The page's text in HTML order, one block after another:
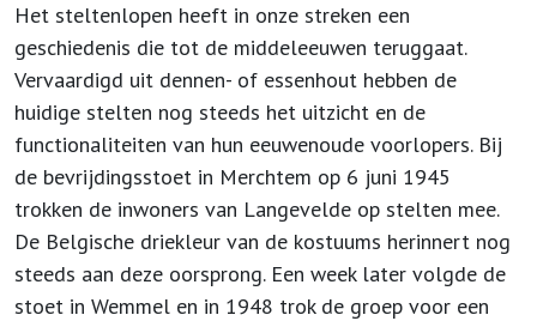
Het steltenlopen heeft in onze streken een
geschiedenis die tot de middeleeuwen teruggaat.
Vervaardigd uit dennen- of essenhout hebben de
huidige stelten nog steeds het uitzicht en de
functionaliteiten van hun eeuwenoude voorlopers. Bij
de bevrijdingsstoet in Merchtem op 6 juni 1945
trokken de inwoners van Langevelde op stelten mee.
De Belgische driekleur van de kostuums herinnert nog
steeds aan deze oorsprong. Een week later volgde de
stoet in Wemmel en in 1948 trok de groep voor een